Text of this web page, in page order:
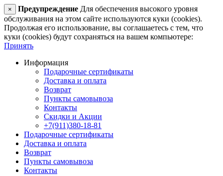
× Предупреждение Для обеспечения высокого уровня
обслуживания на этом сайте используются куки (cookies).
Продолжая его использование, вы соглашаетесь с тем, что
куки (cookies) будут сохраняться на вашем компьютере:
Принять
Информация
Подарочные сертификаты
Доставка и оплата
Возврат
Пункты самовывоза
Контакты
Скидки и Акции
+7(911)380-18-81
Подарочные сертификаты
Доставка и оплата
Возврат
Пункты самовывоза
Контакты